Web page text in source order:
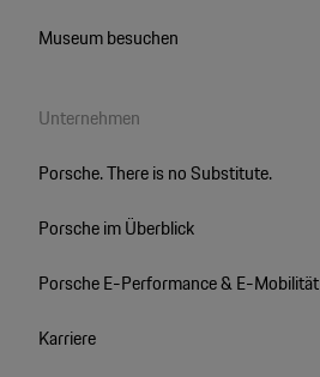
Museum besuchen
Unternehmen
Porsche. There is no Substitute.
Porsche im Überblick
Porsche E-Performance & E-Mobilität
Karriere